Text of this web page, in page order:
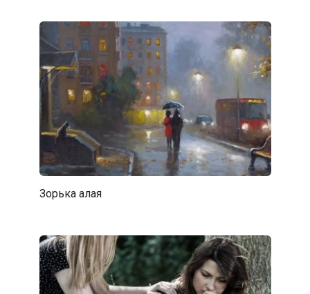
Зорька алая